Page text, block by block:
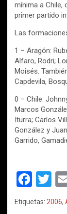
mínima a Chile,
primer partido
Las
1 – Aragón:
Alfaro, Rodri;
Moisés.
Capdevila,
0 – Chile:
Marcos
Iturra; Carlos
González y
Garrido,
F
a
T
wi
Etiquetas: 2006,